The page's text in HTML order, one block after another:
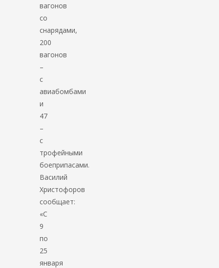
вагонов
со
снарядами,
200
вагонов
–
с
авиабомбами
и
47
–
с
трофейными
боеприпасами.
Василий
Христофоров
сообщает:
«С
9
по
25
января